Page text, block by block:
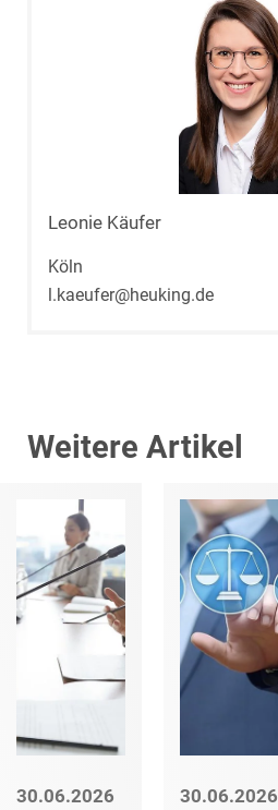
Leonie Käufer
Köln
l.kaeufer@heuking.de
Weitere Artikel
30.06.2026
30.06.2026